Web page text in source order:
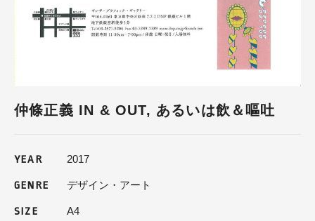
仲條正義 IN & OUT, あるいは飲＆嘔吐
YEAR 2017
GENRE デザイン・アート
SIZE A4